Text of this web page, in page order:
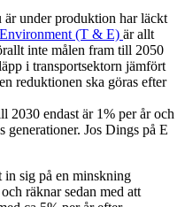
är under produktion har läckt
(T & E) är allt
inte målen fram till 2050
i transportsektorn jämfört
reduktionen ska göras efter
2030 endast är 1% per år och
generationer. Jos Dings på E
in sig på en minskning
räknar sedan med att